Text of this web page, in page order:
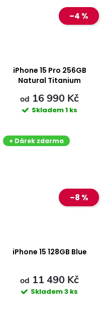
–4 %
iPhone 15 Pro 256GB
Natural Titanium
od 16 990 Kč
Skladem1 ks
+ Dárek zdarma
–8 %
iPhone 15 128GB Blue
od 11 490 Kč
Skladem3 ks